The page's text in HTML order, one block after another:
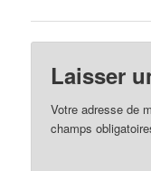
Laisser
Votre adresse de
champs